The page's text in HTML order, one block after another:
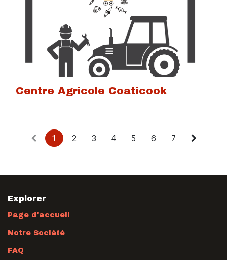
Centre Agricole Coaticook
1 2 3 4 5 6 7
Explorer
Page d'accueil
Notre Société
FAQ